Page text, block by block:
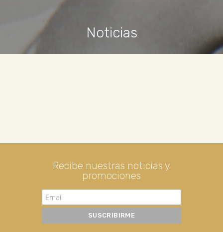
Noticias
Recibe nuestras noticias y
promociones